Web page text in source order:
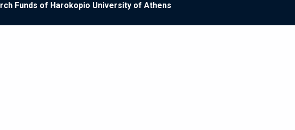
Funds of Harokopio University of Athens